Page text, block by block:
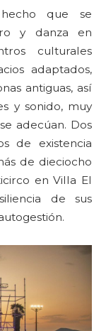
que se
y danza en
culturales
adaptados,
antiguas, así
y sonido, muy
adecúan. Dos
de existencia
de dieciocho
en Villa El
de sus